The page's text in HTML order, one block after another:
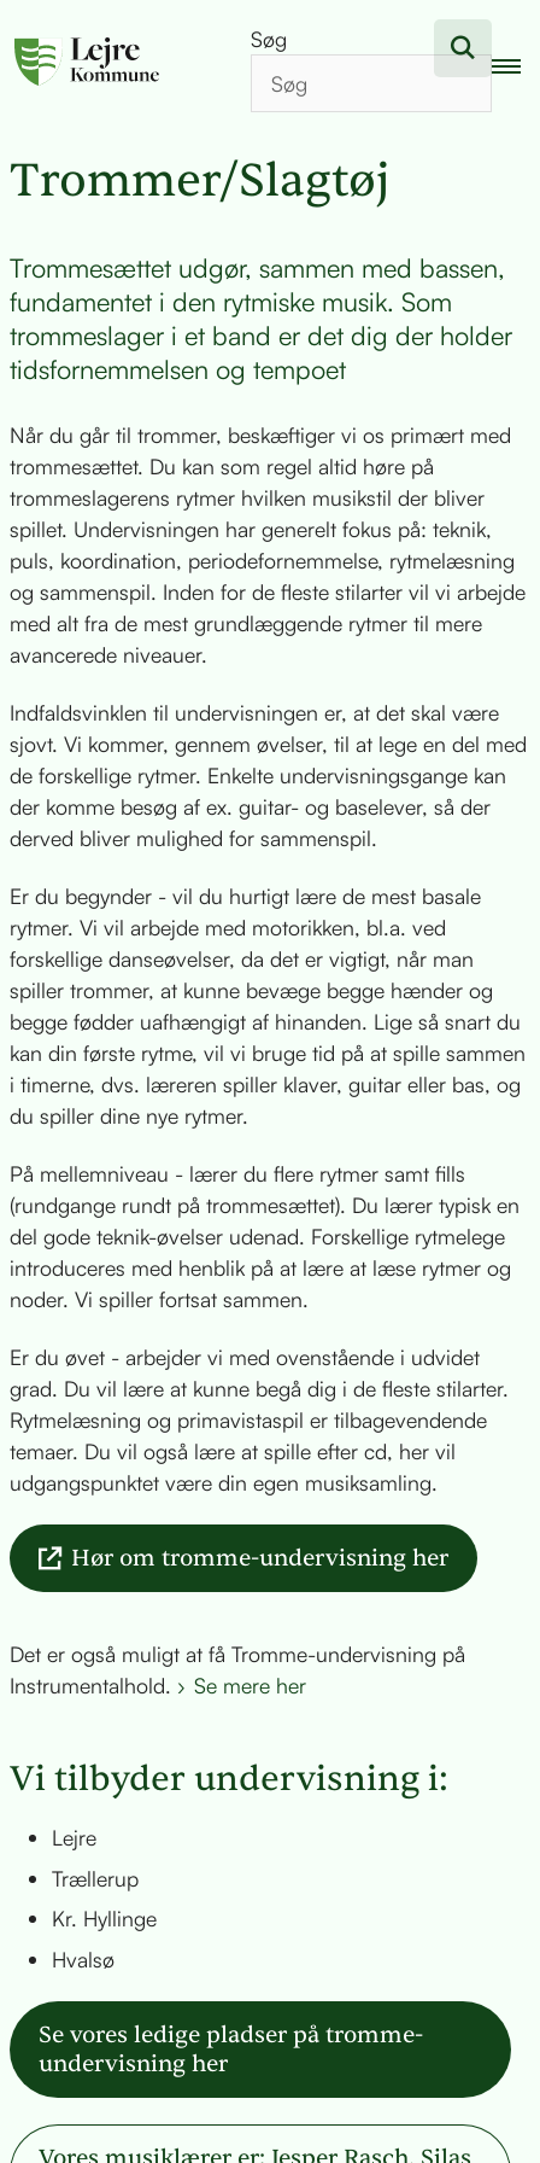
Søg
Trommer/Slagtøj
Trommesættet udgør, sammen med bassen,
fundamentet i den rytmiske musik. Som
trommeslager i et band er det dig der holder
tidsfornemmelsen og tempoet
Når du går til trommer, beskæftiger vi os primært med
trommesættet. Du kan som regel altid høre på
trommeslagerens rytmer hvilken musikstil der bliver
spillet. Undervisningen har generelt fokus på: teknik,
puls, koordination, periodefornemmelse, rytmelæsning
og sammenspil. Inden for de fleste stilarter vil vi arbejde
med alt fra de mest grundlæggende rytmer til mere
avancerede niveauer.
Indfaldsvinklen til undervisningen er, at det skal være
sjovt. Vi kommer, gennem øvelser, til at lege en del med
de forskellige rytmer. Enkelte undervisningsgange kan
der komme besøg af ex. guitar- og baselever, så der
derved bliver mulighed for sammenspil.
Er du begynder - vil du hurtigt lære de mest basale
rytmer. Vi vil arbejde med motorikken, bl.a. ved
forskellige danseøvelser, da det er vigtigt, når man
spiller trommer, at kunne bevæge begge hænder og
begge fødder uafhængigt af hinanden. Lige så snart du
kan din første rytme, vil vi bruge tid på at spille sammen
i timerne, dvs. læreren spiller klaver, guitar eller bas, og
du spiller dine nye rytmer.
På mellemniveau - lærer du flere rytmer samt fills
(rundgange rundt på trommesættet). Du lærer typisk en
del gode teknik-øvelser udenad. Forskellige rytmelege
introduceres med henblik på at lære at læse rytmer og
noder. Vi spiller fortsat sammen.
Er du øvet - arbejder vi med ovenstående i udvidet
grad. Du vil lære at kunne begå dig i de fleste stilarter.
Rytmelæsning og primavistaspil er tilbagevendende
temaer. Du vil også lære at spille efter cd, her vil
udgangspunktet være din egen musiksamling.
Hør om tromme-undervisning her
Det er også muligt at få Tromme-undervisning på
Instrumentalhold.
Se mere her
Vi tilbyder undervisning i:
Lejre
Trællerup
Kr. Hyllinge
Hvalsø
Se vores ledige pladser på tromme-
undervisning her